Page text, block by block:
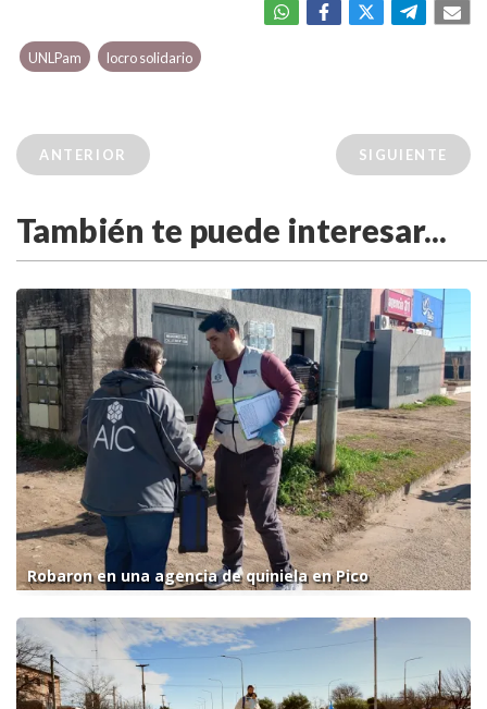
UNLPam locro solidario
ANTERIOR SIGUIENTE
También te puede interesar...
Robaron en una agencia de quiniela en Pico